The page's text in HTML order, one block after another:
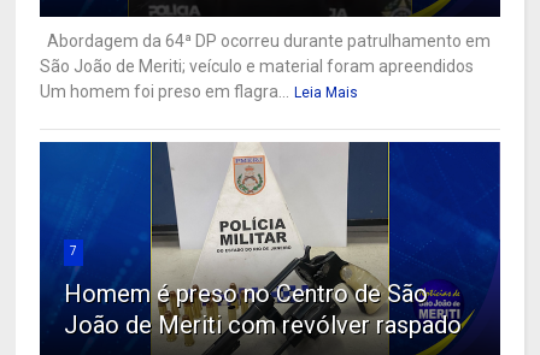
Abordagem da 64ª DP ocorreu durante patrulhamento em
São João de Meriti; veículo e material foram apreendidos
Um homem foi preso em flagra... Leia Mais
7
Homem é preso no Centro de São
João de Meriti com revólver raspado